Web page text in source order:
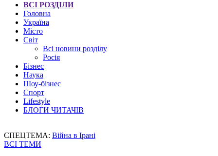
ВСІ РОЗДІЛИ
Головна
Україна
Місто
Світ
Всі новини розділу
Росія
Бізнес
Наука
Шоу-бізнес
Спорт
Lifestyle
БЛОГИ ЧИТАЧІВ
СПЕЦТЕМА: Війна в Ірані
ВСІ ТЕМИ